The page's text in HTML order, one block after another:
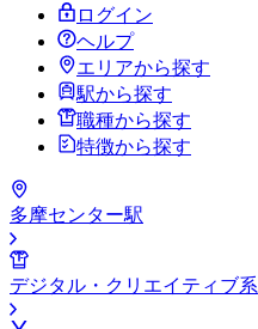
ログイン
ヘルプ
エリアから探す
駅から探す
職種から探す
特徴から探す
多摩センター駅
デジタル・クリエイティブ系